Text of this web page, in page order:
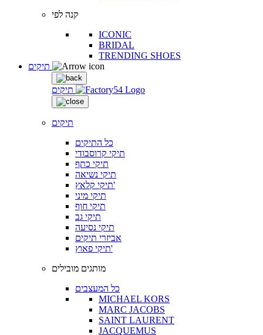
קנה לפי
ICONIC
BRIDAL
TRENDING SHOES
תיקים
תיקים
כל התיקים
תיקי קרוסבודי
תיקי כתף
תיקי נשיאה
תיקי קלאץ'
תיקי מיני
תיקי חוף
תיקי גב
תיקי נסיעה
אביזרי תיקים
תיקי פאוץ'
מותגים מובילים
כל המעצבים
MICHAEL KORS
MARC JACOBS
SAINT LAURENT
JACQUEMUS